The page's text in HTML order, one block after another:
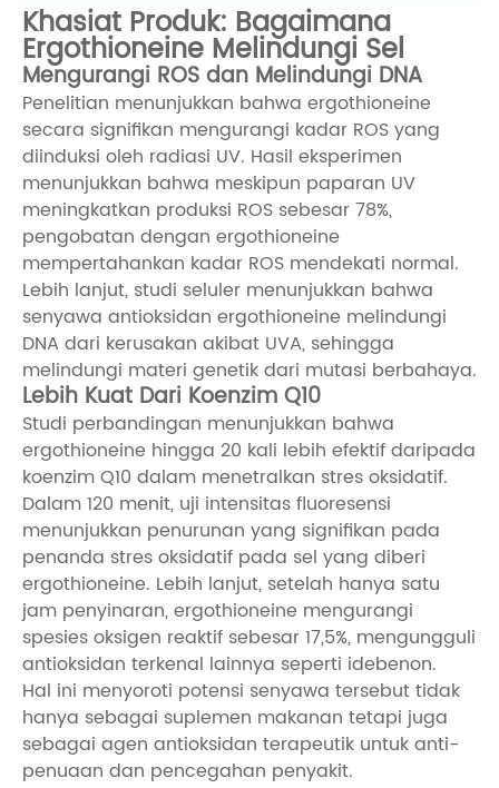
Khasiat Produk: Bagaimana
Ergothioneine Melindungi Sel
Mengurangi ROS dan Melindungi DNA
Penelitian menunjukkan bahwa ergothioneine
secara signifikan mengurangi kadar ROS yang
diinduksi oleh radiasi UV. Hasil eksperimen
menunjukkan bahwa meskipun paparan UV
meningkatkan produksi ROS sebesar 78%,
pengobatan dengan ergothioneine
mempertahankan kadar ROS mendekati normal.
Lebih lanjut, studi seluler menunjukkan bahwa
senyawa antioksidan ergothioneine melindungi
DNA dari kerusakan akibat UVA, sehingga
melindungi materi genetik dari mutasi berbahaya.
Lebih Kuat Dari Koenzim Q10
Studi perbandingan menunjukkan bahwa
ergothioneine hingga 20 kali lebih efektif daripada
koenzim Q10 dalam menetralkan stres oksidatif.
Dalam 120 menit, uji intensitas fluoresensi
menunjukkan penurunan yang signifikan pada
penanda stres oksidatif pada sel yang diberi
ergothioneine. Lebih lanjut, setelah hanya satu
jam penyinaran, ergothioneine mengurangi
spesies oksigen reaktif sebesar 17,5%, mengungguli
antioksidan terkenal lainnya seperti idebenon.
Hal ini menyoroti potensi senyawa tersebut tidak
hanya sebagai suplemen makanan tetapi juga
sebagai agen antioksidan terapeutik untuk anti-
penuaan dan pencegahan penyakit.